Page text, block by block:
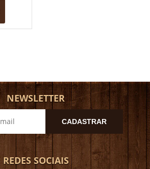
NEWSLETTER
CADASTRAR
REDES SOCIAIS